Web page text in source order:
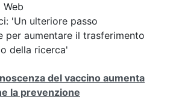
'Un ulteriore passo
per aumentare il trasferimento
della ricerca'
del vaccino aumenta
la prevenzione